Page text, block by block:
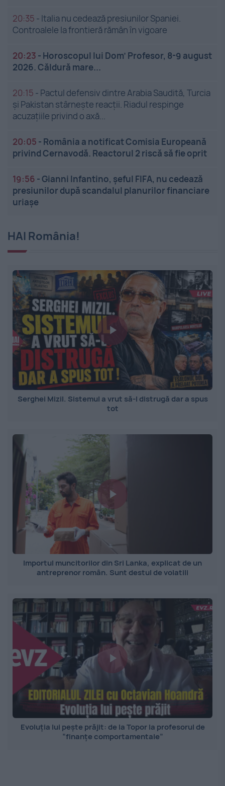
20:35 - Italia nu cedează presiunilor Spaniei.
Controalele la frontieră rămân în vigoare
20:23 - Horoscopul lui Dom’ Profesor, 8-9 august
2026. Căldură mare...
20:15 - Pactul defensiv dintre Arabia Saudită, Turcia
și Pakistan stârnește reacții. Riadul respinge
acuzațiile privind o axă...
20:05 - România a notificat Comisia Europeană
privind Cernavodă. Reactorul 2 riscă să fie oprit
19:56 -Gianni Infantino, șeful FIFA, nu cedează
presiunilor după scandalul planurilor financiare
uriașe
HAI România!
Serghei Mizil. Sistemul a vrut să-l distrugă dar a spus
tot
Importul muncitorilor din Sri Lanka, explicat de un
antreprenor român. Sunt destul de volatili
Evoluția lui pește prăjit: de la Topor la profesorul de
”finanțe comportamentale”